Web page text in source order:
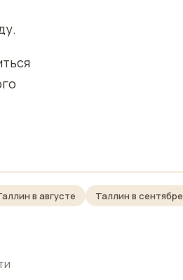
в августе Таллин в сентябре